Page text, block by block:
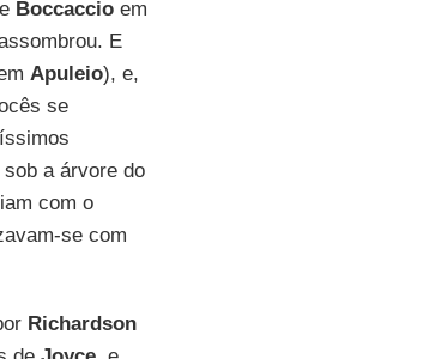
Boccaccioem
E
Apuleio), e,
se
a árvore do
com o
se com
Richardson